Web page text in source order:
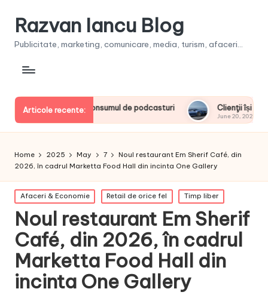
Razvan Iancu Blog
Publicitate, marketing, comunicare, media, turism, afaceri...
Articole recente:
la consumul de podcasturi Clienţii își vor putea
June 20, 2026
Home 2025 May 7
Noul restaurant Em Sherif Café, din
2026, în cadrul Marketta Food Hall din incinta One Gallery
Posted
in
Afaceri & Economie Retail de orice fel Timp liber
Noul restaurant Em Sherif
Café, din 2026, în cadrul
Marketta Food Hall din
incinta One Gallery